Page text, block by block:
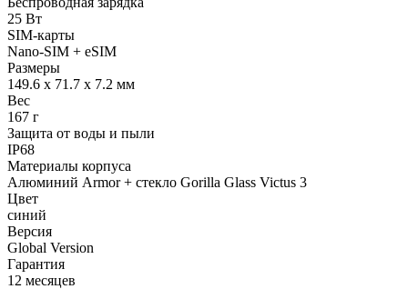
25 Вт
SIM-карты
Nano-SIM + eSIM
Размеры
149.6 x 71.7 x 7.2 мм
Вес
167 г
Защита от воды и пыли
IP68
Материалы корпуса
Алюминий Armor + стекло Gorilla Glass Victus 3
Цвет
синий
Версия
Global Version
Гарантия
12 месяцев